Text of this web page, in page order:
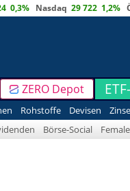
0,3% Nasdaq 29 722 1,2%
ZERO Depot
Rohstoffe Devisen
Börse-Social